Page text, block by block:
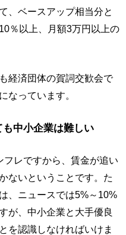
、ベースアップ相当分と
％以上、月額3万円以上の
経済団体の賀詞交歓会で
なっています。
中小企業は難しい
レですから、賃金が追い
ないということです。た
、ニュースでは5%～10%
が、中小企業と大手優良
を認識しなければいけま